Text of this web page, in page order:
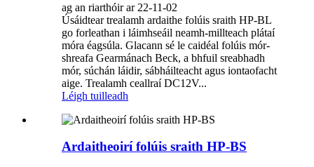
ag an riarthóir ar 22-11-02
Úsáidtear trealamh ardaithe folúis sraith HP-BL
go forleathan i láimhseáil neamh-millteach plátaí
móra éagsúla. Glacann sé le caidéal folúis mór-
shreafa Gearmánach Beck, a bhfuil sreabhadh
mór, súchán láidir, sábháilteacht agus iontaofacht
aige. Trealamh ceallraí DC12V...
Léigh tuilleadh
Ardaitheoirí folúis sraith HP-BS